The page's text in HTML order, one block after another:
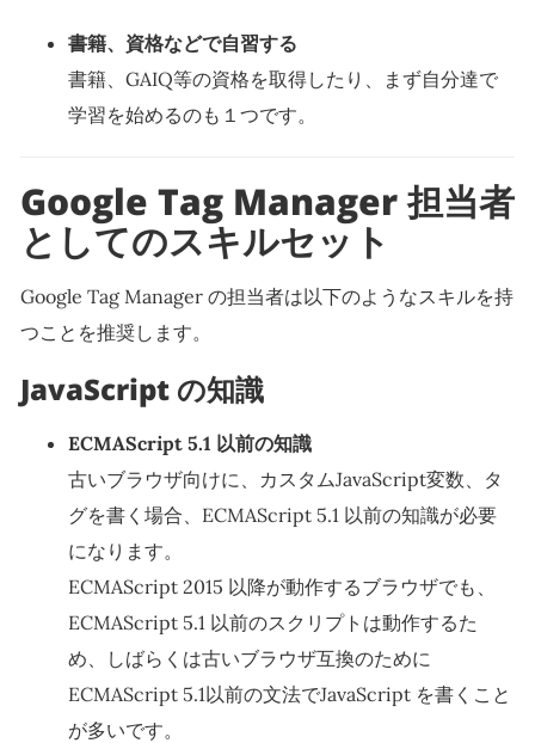
書籍、資格などで自習する
書籍、GAIQ等の資格を取得したり、まず自分達で
学習を始めるのも１つです。
Google Tag Manager 担当者
としてのスキルセット
Google Tag Manager の担当者は以下のようなスキルを持
つことを推奨します。
JavaScript の知識
ECMAScript 5.1 以前の知識
古いブラウザ向けに、カスタムJavaScript変数、タ
グを書く場合、ECMAScript 5.1 以前の知識が必要
になります。
ECMAScript 2015 以降が動作するブラウザでも、
ECMAScript 5.1 以前のスクリプトは動作するた
め、しばらくは古いブラウザ互換のために
ECMAScript 5.1以前の文法でJavaScript を書くこと
が多いです。